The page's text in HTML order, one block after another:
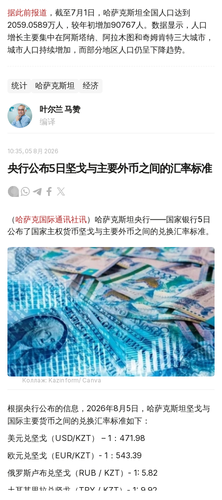
据此前报道 ，截至7月1日，哈萨克斯坦全国人口达到
2059.0589万人，较年初增加90767人。数据显示，人口
增长主要集中在阿斯塔纳、阿拉木图和奇姆肯特三大城市，
城市人口持续增加，而部分地区人口仍呈下降趋势。
统计 哈萨克斯坦 经济
叶尔兰 马赞
编译
10:35, 05 8月 2026
央行公布5日坚戈与主要外币之间的汇率标准
（哈萨克国际通讯社讯）哈萨克斯坦央行——国家银行5日
公布了国家主权货币坚戈与主要外币之间的兑换汇率标准。
Коллаж: Kazinform/ Canva
根据央行公布的信息，2026年8月5日，哈萨克斯坦坚戈与
国际主要货币之间的兑换汇率标准如下：
美元兑坚戈（USD/KZT） – 1：471.98
欧元兑坚戈（EUR/KZT）- 1：543.39
俄罗斯卢布兑坚戈（RUB / KZT）- 1: 5.82
土耳其里拉兑坚戈（TRY / KZT）- 1: 9.92